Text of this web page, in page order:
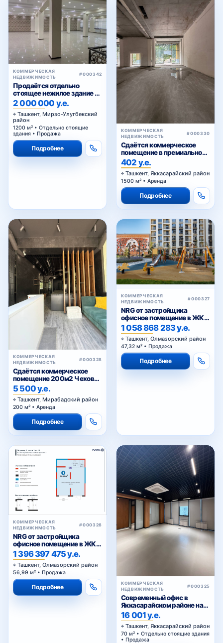
КОММЕРЧЕСКАЯ
НЕДВИЖИМОСТЬ
#000342
Продаётся отдельно
стоящее нежилое здание на
Паркенском
2 000 000 у.е.
Ташкент, Мирзо-Улугбекский
район
1200 м² • Отдельно стоящие
здания • Продажа
Подробнее
КОММЕРЧЕСКАЯ
НЕДВИЖИМОСТЬ
#000330
Сдаётся коммерческое
помещение в премиальном
жилом комплексе
402 у.е.
Ташкент, Яккасарайский район
1500 м² • Аренда
Подробнее
КОММЕРЧЕСКАЯ
НЕДВИЖИМОСТЬ
#000328
Сдаётся коммерческое
помещение 200м2 Чехова,
Тараса Шевченко
5 500 у.е.
Ташкент, Мирабадский район
200 м² • Аренда
Подробнее
КОММЕРЧЕСКАЯ
НЕДВИЖИМОСТЬ
#000327
NRG от застройщика
офисное помещение в ЖК
«NRG Jomiy»
1 058 868 283 у.е.
Ташкент, Олмазорский район
47,32 м² • Продажа
Подробнее
КОММЕРЧЕСКАЯ
НЕДВИЖИМОСТЬ
#000326
NRG от застройщика
офисное помещение в ЖК
«NRG Jomiy»
1 396 397 475 у.е.
Ташкент, Олмазорский район
56,99 м² • Продажа
Подробнее
КОММЕРЧЕСКАЯ
НЕДВИЖИМОСТЬ
#000325
Современный офис в
Яккасарайском районе на
первой линии
16 001 у.е.
Ташкент, Яккасарайский район
70 м² • Отдельно стоящие здания
• Продажа